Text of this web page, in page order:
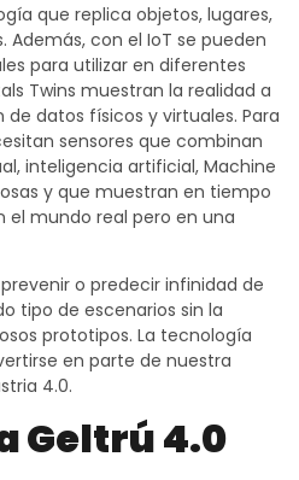
que replica objetos, lugares,
Además, con el IoT se pueden
para utilizar en diferentes
Twins muestran la realidad a
datos físicos y virtuales. Para
sensores que combinan
inteligencia artificial, Machine
y que muestran en tiempo
el mundo real pero en una
o predecir infinidad de
tipo de escenarios sin la
prototipos. La tecnología
en parte de nuestra
4.0.
Geltrú 4.0